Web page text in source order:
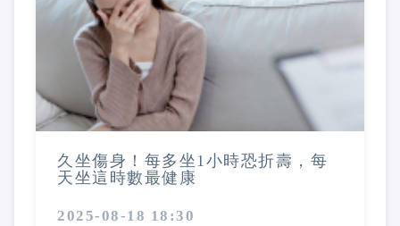
久坐傷身！每多坐1小時恐折壽，每
天坐這時數最健康
2025-08-18 18:30